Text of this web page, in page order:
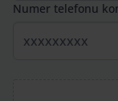
Numer telefonu